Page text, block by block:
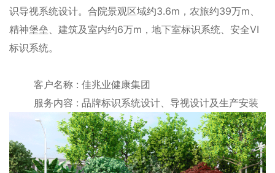
识导视系统设计。合院景观区域约3.6m，农旅约39万m、
精神堡垒、建筑及室内约6万m，地下室标识系统、安全VI
标识系统。
客户名称 : 佳兆业健康集团
服务内容 : 品牌标识系统设计、导视设计及生产安装